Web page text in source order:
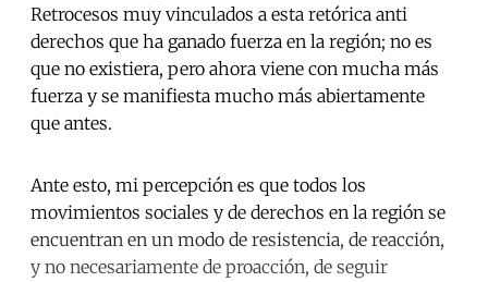
Retrocesos muy vinculados a esta retórica anti
derechos que ha ganado fuerza en la región; no es
que no existiera, pero ahora viene con mucha más
fuerza y se manifiesta mucho más abiertamente
que antes.
Ante esto, mi percepción es que todos los
movimientos sociales y de derechos en la región se
encuentran en un modo de resistencia, de reacción,
y no necesariamente de proacción, de seguir